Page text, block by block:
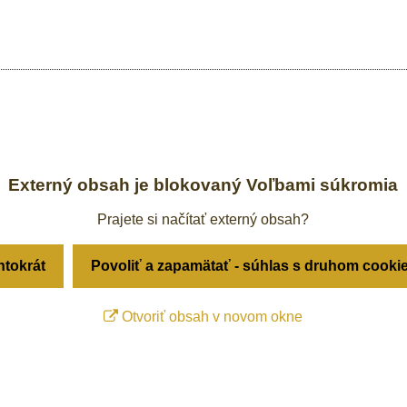
Externý obsah je blokovaný Voľbami súkromia
Prajete si načítať externý obsah?
Povoliť a zapamätať - súhlas s druhom
Otvoriť obsah v novom okne